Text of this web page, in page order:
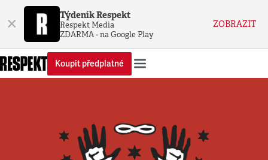
× Týdeník Respekt
Respekt Media
ZDARMA - na Google Play
ZOBRAZIT
Koupit předplatné